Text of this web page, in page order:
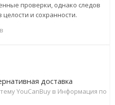
проверки, однако следов
и сохранности.
доставка
YouCanBuy в Информация по